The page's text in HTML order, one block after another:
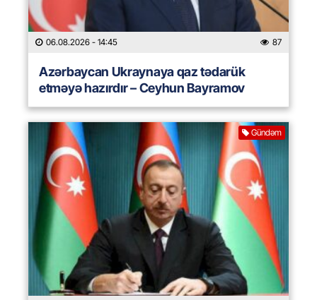
06.08.2026 - 14:45 87
Azərbaycan Ukraynaya qaz tədarük
etməyə hazırdır – Ceyhun Bayramov
Gündəm